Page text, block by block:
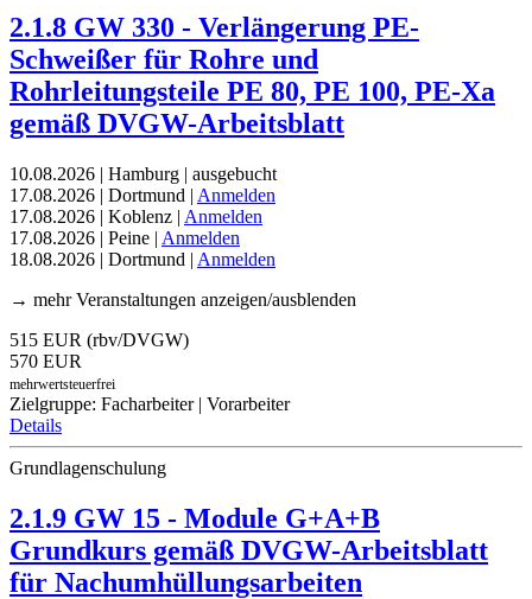
2.1.8 GW 330 - Verlängerung PE-
Schweißer für Rohre und
Rohrleitungsteile PE 80, PE 100, PE-Xa
gemäß DVGW-Arbeitsblatt
10.08.2026 | Hamburg | ausgebucht
17.08.2026 | Dortmund | Anmelden
17.08.2026 | Koblenz | Anmelden
17.08.2026 | Peine | Anmelden
18.08.2026 | Dortmund | Anmelden
→ mehr Veranstaltungen anzeigen/ausblenden
515 EUR (rbv/DVGW)
570 EUR
mehrwertsteuerfrei
Zielgruppe: Facharbeiter | Vorarbeiter
Details
Grundlagenschulung
2.1.9 GW 15 - Module G+A+B
Grundkurs gemäß DVGW-Arbeitsblatt
für Nachumhüllungsarbeiten